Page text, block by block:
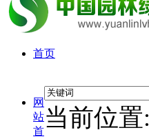
首页
网
站
首当前位置: